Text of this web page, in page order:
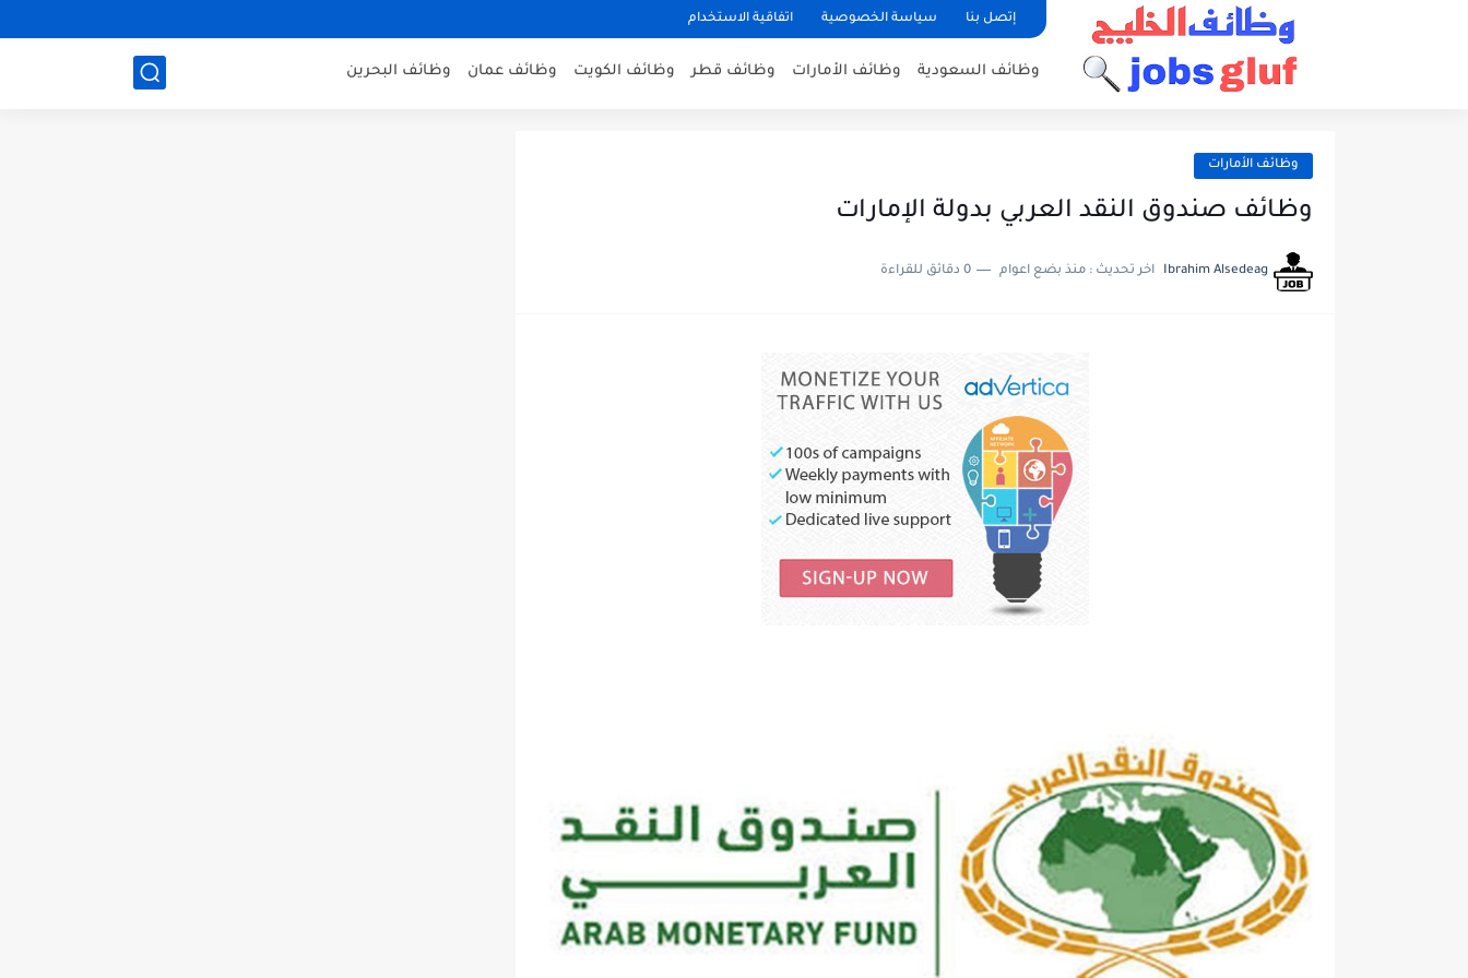
إتصل بنا سياسة الخصوصية اتفاقية الاستخدام
وظائف السعودية وظائف الأمارات وظائف قطر وظائف الكويت وظائف عمان وظائف البحرين
وظائف الأمارات
وظائف صندوق النقد العربي بدولة الإمارات
Ibrahim Alsedeag اخر تحديث : منذ بضع اعوام 0 دقائق للقراءة